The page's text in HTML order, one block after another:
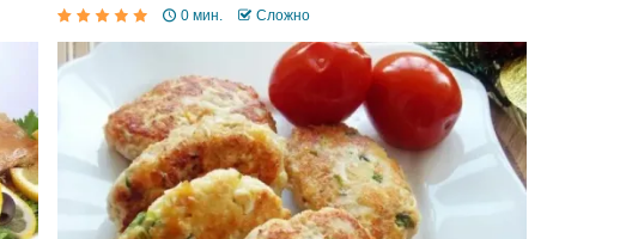
0 мин. Сложно